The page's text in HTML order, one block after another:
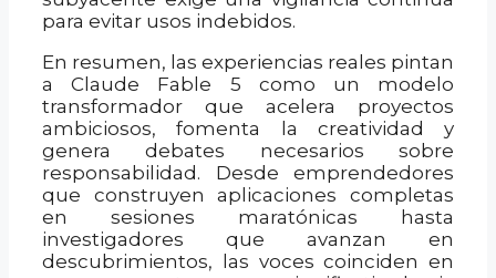
para evitar usos indebidos.
En resumen, las experiencias reales pintan
a Claude Fable 5 como un modelo
transformador que acelera proyectos
ambiciosos, fomenta la creatividad y
genera debates necesarios sobre
responsabilidad. Desde emprendedores
que construyen aplicaciones completas
en sesiones maratónicas hasta
investigadores que avanzan en
descubrimientos, las voces coinciden en